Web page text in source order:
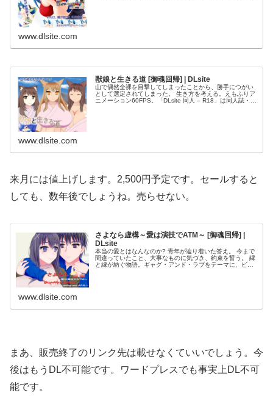
www.dlsite.com
獣娘と生きる道 [御魂回帰] | DLsite
山で偶然全裸を目撃してしまったことから、勝手につがい
として選定されてしまった。 生き方を考える。えもふりア
ニメーション60FPS。「DLsite 同人 – R18」は同人誌・同
www.dlsite.com
来月には値上げします。2,500円予定です。セールすると
しても、数年後でしょうね。売らせない。
さよなら虚構～愛は演技でATM～ [御魂回帰] |
DLsite
本当の愛とはなんなのか? 青年が辿り着いた答え。 今まで
間違っていたこと、大事なものに気づき、約束を誓う。 縁
と縁が紡ぐ物語。ギャグ・アンド・ラブをテーマに、ビジ
www.dlsite.com
まあ、販売終了のリンク先は載せなくていいでしょう。今
後はもうDL不可能です。ワードプレスでも事実上DL不可
能です。